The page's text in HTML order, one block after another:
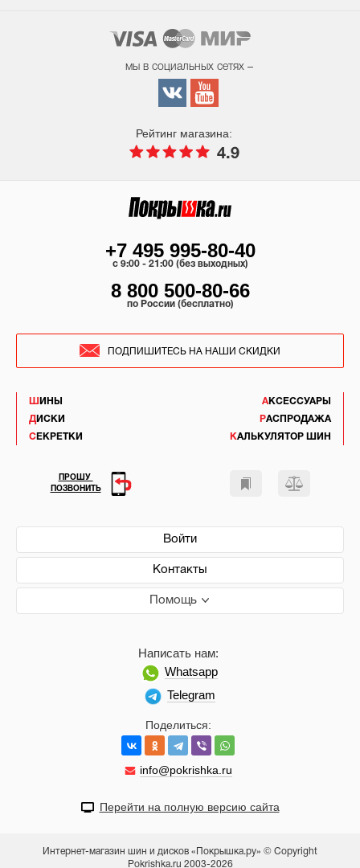
мы в социальных сетях –
Рейтинг магазина:
4.9
ШИНЫ
ДИСКИ
СЕКРЕТКИ
АКСЕССУАРЫ
РАСПРОДАЖА
КАЛЬКУЛЯТОР ШИН
Войти
Контакты
Помощь
Поделиться:
info@pokrishka.ru
Написать нам:
Whatsapp
Telegram
+7 495 995-80-40
c 9:00 - 21:00 (без выходных)
8 800 500-80-66
по России (бесплатно)
ПОДПИШИТЕСЬ НА НАШИ СКИДКИ
ПРОШУ
ПОЗВОНИТЬ
Перейти на полную версию сайта
Интернет-магазин шин и дисков «Покрышка.ру» © Copyright
Pokrishka.ru 2003-2026